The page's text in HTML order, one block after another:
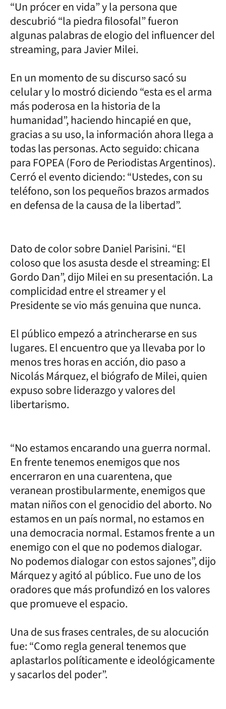
“Un prócer en vida” y la persona que
descubrió “la piedra filosofal” fueron
algunas palabras de elogio del influencer del
streaming, para Javier Milei.
En un momento de su discurso sacó su
celular y lo mostró diciendo “esta es el arma
más poderosa en la historia de la
humanidad”, haciendo hincapié en que,
gracias a su uso, la información ahora llega a
todas las personas. Acto seguido: chicana
para FOPEA (Foro de Periodistas Argentinos).
Cerró el evento diciendo: “Ustedes, con su
teléfono, son los pequeños brazos armados
en defensa de la causa de la libertad”.
Dato de color sobre Daniel Parisini. “El
coloso que los asusta desde el streaming: El
Gordo Dan”, dijo Milei en su presentación. La
complicidad entre el streamer y el
Presidente se vio más genuina que nunca.
El público empezó a atrincherarse en sus
lugares. El encuentro que ya llevaba por lo
menos tres horas en acción, dio paso a
Nicolás Márquez, el biógrafo de Milei, quien
expuso sobre liderazgo y valores del
libertarismo.
“No estamos encarando una guerra normal.
En frente tenemos enemigos que nos
encerraron en una cuarentena, que
veranean prostibularmente, enemigos que
matan niños con el genocidio del aborto. No
estamos en un país normal, no estamos en
una democracia normal. Estamos frente a un
enemigo con el que no podemos dialogar.
No podemos dialogar con estos sajones”, dijo
Márquez y agitó al público. Fue uno de los
oradores que más profundizó en los valores
que promueve el espacio.
Una de sus frases centrales, de su alocución
fue: “Como regla general tenemos que
aplastarlos políticamente e ideológicamente
y sacarlos del poder”.